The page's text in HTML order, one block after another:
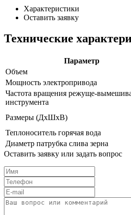
Характеристики
Оставить заявку
Технические
Параметр
Объем
Мощность электропривода
Частота вращения режуще-
инструмента
Размеры (ДхШхВ)
Теплоноситель горячая вода
Диаметр патрубка слива зерна
Оставить заявку или задать вопрос